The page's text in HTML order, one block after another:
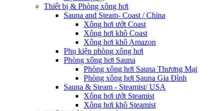
Thiết bị & Phòng xông hơi
Sauna and Steam- Coast / China
Xông hơi ướt Coast
Xông hơi khô Coast
Xông hơi khô Amazon
Phụ kiện phòng xông hơi
Phòng xông hơi Sauna
Phòng xông hơi Sauna Thương Mại
Phòng xông hơi Sauna Gia Đình
Sauna & Steam - Steamist/ USA
Xông hơi ướt Steamist
Xông hơi khô Steamist